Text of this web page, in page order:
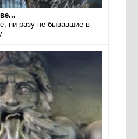
ни разу не бывавшие в